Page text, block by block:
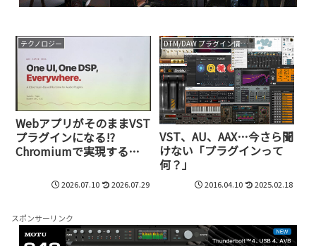
テクノロジー
WebアプリがそのままVST
プラグインになる!?
Chromiumで実現する新
その驚きの仕組み【ADC
Japan 2026レポート④】
2026.07.10 2026.07.29
DTM/DAW プラグイン情報（VST AU AAX）
VST、AU、AAX…今さら聞
けない「プラグインって
何？」
2016.04.10 2025.02.18
スポンサーリンク